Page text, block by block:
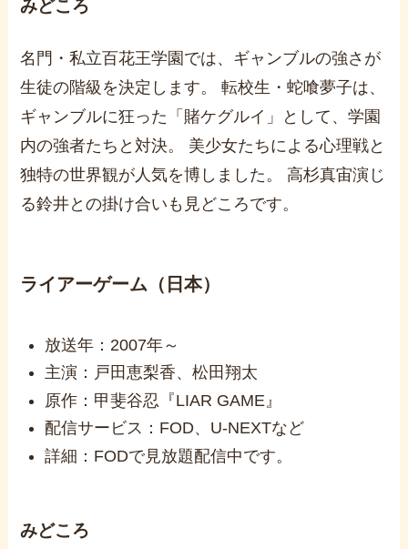
みどころ
名門・私立百花王学園では、ギャンブルの強さが
生徒の階級を決定します。 転校生・蛇喰夢子は、
ギャンブルに狂った「賭ケグルイ」として、学園
内の強者たちと対決。 美少女たちによる心理戦と
独特の世界観が人気を博しました。 高杉真宙演じ
る鈴井との掛け合いも見どころです。
ライアーゲーム（日本）
放送年：2007年～
主演：戸田恵梨香、松田翔太
原作：甲斐谷忍『LIAR GAME』
配信サービス：FOD、U-NEXTなど
詳細：FODで見放題配信中です。
みどころ